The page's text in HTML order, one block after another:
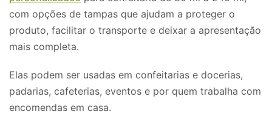
com opções de tampas que ajudam a proteger o
produto, facilitar o transporte e deixar a apresentação
mais completa.
Elas podem ser usadas em confeitarias e docerias,
padarias, cafeterias, eventos e por quem trabalha com
encomendas em casa.